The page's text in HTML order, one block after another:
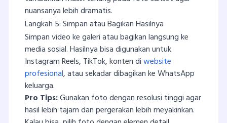
nuansanya lebih dramatis.
Langkah 5: Simpan atau Bagikan Hasilnya
Simpan video ke galeri atau bagikan langsung ke
media sosial. Hasilnya bisa digunakan untuk
Instagram Reels, TikTok, konten diwebsite
profesional, atau sekadar dibagikan ke WhatsApp
keluarga.
Pro Tips:Gunakan foto dengan resolusi tinggi agar
hasil lebih tajam dan pergerakan lebih meyakinkan.